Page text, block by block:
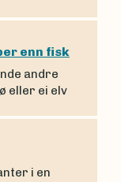
enn fisk
andre
eller ei elv
i en